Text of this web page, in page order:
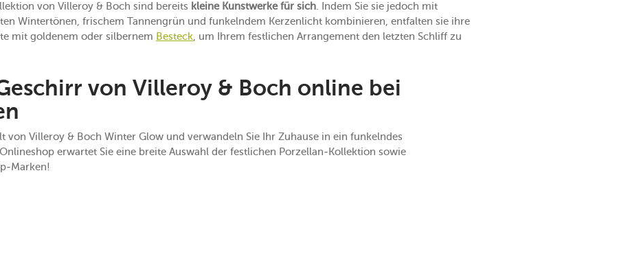
von Villeroy & Boch sind bereits kleine Kunstwerke für sich. Indem Sie sie jedoch mit
Wintertönen, frischem Tannengrün und funkelndem Kerzenlicht kombinieren, entfalten sie ihre
mit goldenem oder silbernem Besteck, um Ihrem festlichen Arrangement den letzten Schliff zu
von Villeroy & Boch online bei
von Villeroy & Boch Winter Glow und verwandeln Sie Ihr Zuhause in ein funkelndes
erwartet Sie eine breite Auswahl der festlichen Porzellan-Kollektion sowie
Marken!